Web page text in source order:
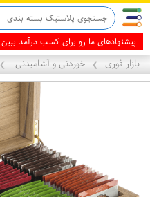
مالک
بازار فوری ❯ خوردنی و آشامیدنی ❯